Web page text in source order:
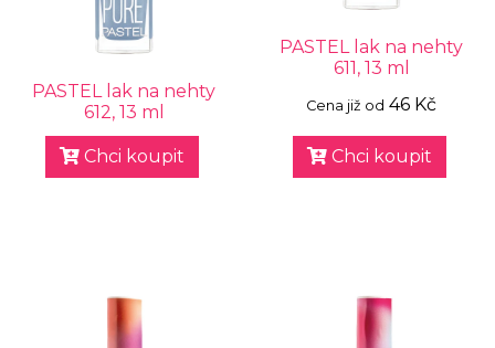
PASTEL lak na nehty
612, 13 ml
Chci koupit
PASTEL lak na nehty
611, 13 ml
Cena již od 46 Kč
Chci koupit